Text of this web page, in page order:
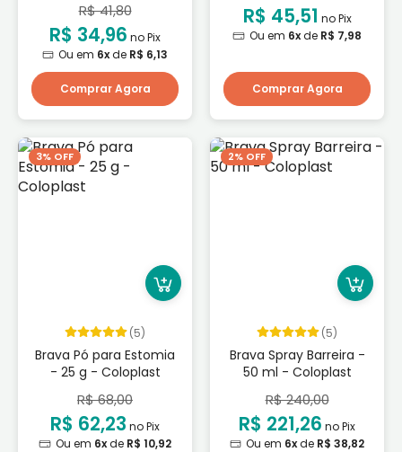
R$ 41,80
R$ 34,96 no Pix
Ou em 6xde R$ 6,13
Comprar Agora
R$ 45,51 no Pix
Ou em 6xde R$ 7,98
Comprar Agora
3% OFF
(5)
Brava Pó para Estomia
- 25 g - Coloplast
R$ 68,00
R$ 62,23 no Pix
Ou em 6xde R$ 10,92
2% OFF
(5)
Brava Spray Barreira -
50 ml - Coloplast
R$ 240,00
R$ 221,26 no Pix
Ou em 6xde R$ 38,82